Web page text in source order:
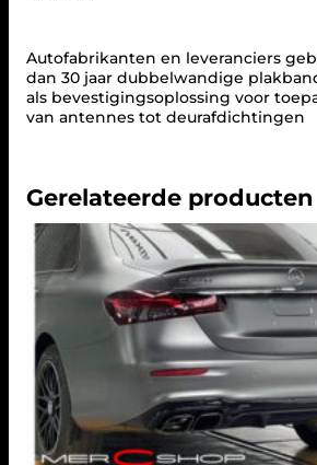
2
E
-
K
S
M
O
N
n
Autofabrikanten en leveranciers
dan 30 jaar dubbelwandige
als bevestigingsoplossing voor
van antennes tot deurafdichtingen
Gerelateerde producten